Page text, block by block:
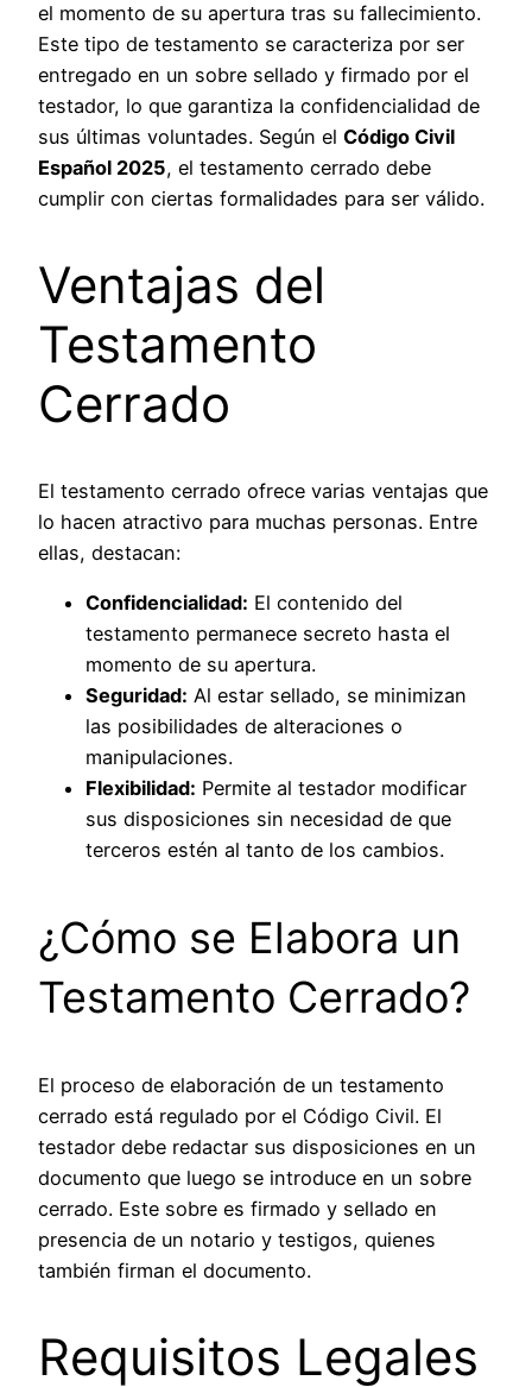
el momento de su apertura tras su fallecimiento.
Este tipo de testamento se caracteriza por ser
entregado en un sobre sellado y firmado por el
testador, lo que garantiza la confidencialidad de
sus últimas voluntades. Según el Código Civil
Español 2025, el testamento cerrado debe
cumplir con ciertas formalidades para ser válido.
Ventajas del
Testamento
Cerrado
El testamento cerrado ofrece varias ventajas que
lo hacen atractivo para muchas personas. Entre
ellas, destacan:
Confidencialidad: El contenido del
testamento permanece secreto hasta el
momento de su apertura.
Seguridad: Al estar sellado, se minimizan
las posibilidades de alteraciones o
manipulaciones.
Flexibilidad: Permite al testador modificar
sus disposiciones sin necesidad de que
terceros estén al tanto de los cambios.
¿Cómo se Elabora un
Testamento Cerrado?
El proceso de elaboración de un testamento
cerrado está regulado por el Código Civil. El
testador debe redactar sus disposiciones en un
documento que luego se introduce en un sobre
cerrado. Este sobre es firmado y sellado en
presencia de un notario y testigos, quienes
también firman el documento.
Requisitos Legales